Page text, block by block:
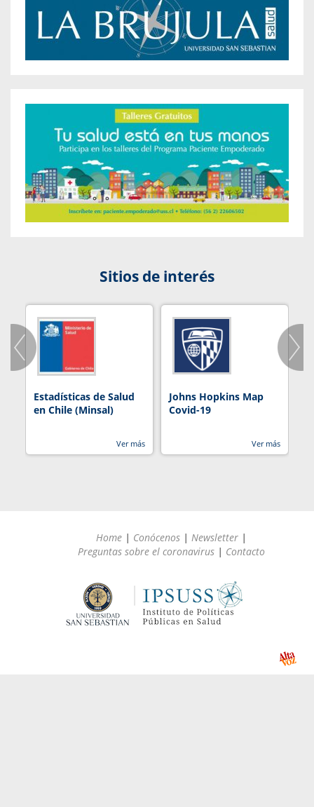
Sitios de interés
Estadísticas de Salud
en Chile (Minsal)
Ver más
Johns Hopkins Map
Covid-19
Ver más
Home | Conócenos | Newsletter |
Preguntas sobre el coronavirus | Contacto